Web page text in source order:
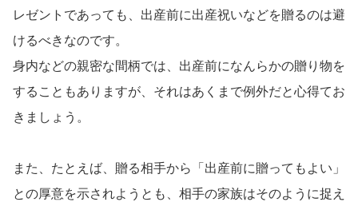
レゼントであっても、出産前に出産祝いなどを贈るのは避
けるべきなのです。
身内などの親密な間柄では、出産前になんらかの贈り物を
することもありますが、それはあくまで例外だと心得てお
きましょう。
また、たとえば、贈る相手から「出産前に贈ってもよい」
との厚意を示されようとも、相手の家族はそのように捉え